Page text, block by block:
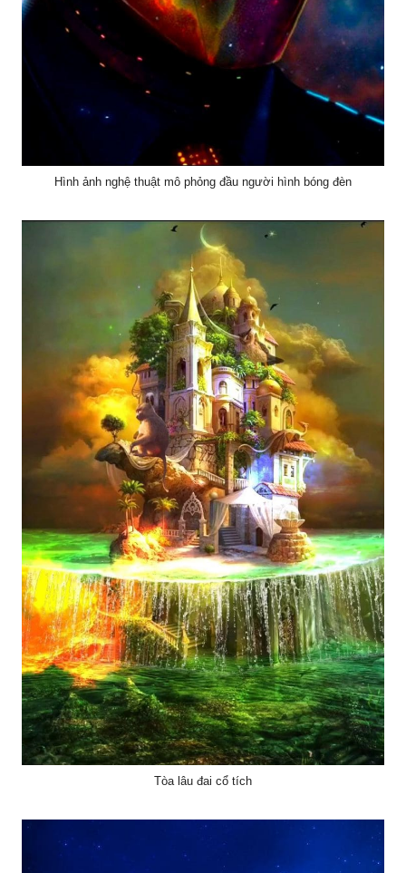
Hình ảnh nghệ thuật mô phỏng đầu người hình bóng đèn
Tòa lâu đai cổ tích